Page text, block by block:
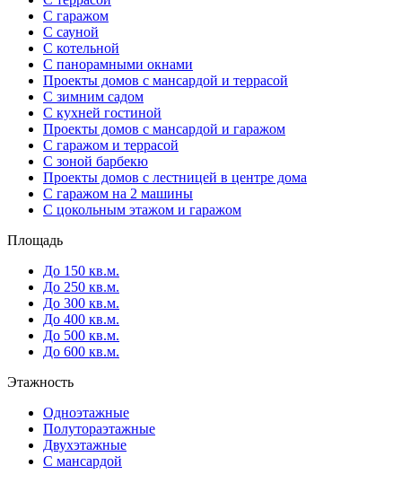
С гаражом
С сауной
С котельной
С панорамными окнами
Проекты домов с мансардой и террасой
С зимним садом
С кухней гостиной
Проекты домов с мансардой и гаражом
С гаражом и террасой
С зоной барбекю
Проекты домов с лестницей в центре дома
С гаражом на 2 машины
С цокольным этажом и гаражом
Площадь
До 150 кв.м.
До 250 кв.м.
До 300 кв.м.
До 400 кв.м.
До 500 кв.м.
До 600 кв.м.
Этажность
Одноэтажные
Полутораэтажные
Двухэтажные
С мансардой